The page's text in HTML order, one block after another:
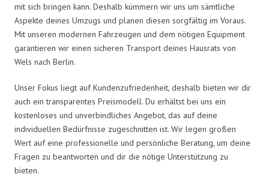
mit sich bringen kann. Deshalb kümmern wir uns um sämtliche
Aspekte deines Umzugs und planen diesen sorgfältig im Voraus.
Mit unseren modernen Fahrzeugen und dem nötigen Equipment
garantieren wir einen sicheren Transport deines Hausrats von
Wels nach Berlin.
Unser Fokus liegt auf Kundenzufriedenheit, deshalb bieten wir dir
auch ein transparentes Preismodell. Du erhältst bei uns ein
kostenloses und unverbindliches Angebot, das auf deine
individuellen Bedürfnisse zugeschnitten ist. Wir legen großen
Wert auf eine professionelle und persönliche Beratung, um deine
Fragen zu beantworten und dir die nötige Unterstützung zu
bieten.